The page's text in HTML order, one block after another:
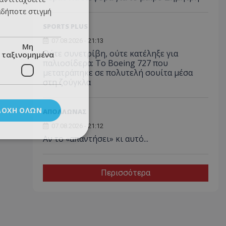
07.08.2026 - 21:13
Ούτε συνετρίβη, ούτε κατέληξε για
παλιοσίδερα: Το Boeing 727 που
μετατράπηκε σε πολυτελή σουίτα μέσα
στη ζούγκλα
ΑΠΟΛΛΩΝΑΣ
07.08.2026 - 21:12
Αν το «απαντήσει» κι αυτό...
Περισσότερα
στιγμή
Μη
ταξινομημένα
ΌΛΩΝ